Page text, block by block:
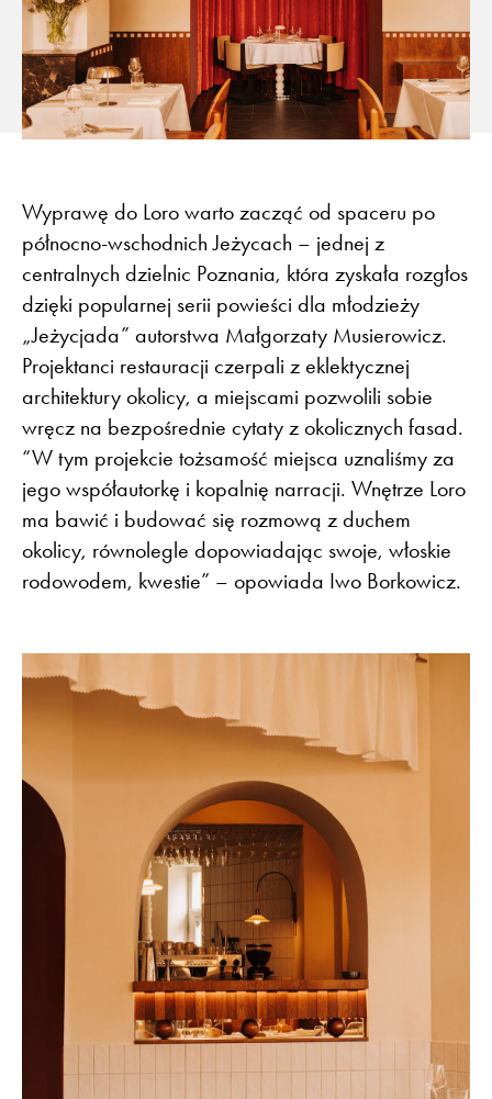
Wyprawę do Loro warto zacząć od spaceru po
północno-wschodnich Jeżycach – jednej z
centralnych dzielnic Poznania, która zyskała rozgłos
dzięki popularnej serii powieści dla młodzieży
„Jeżycjada” autorstwa Małgorzaty Musierowicz.
Projektanci restauracji czerpali z eklektycznej
architektury okolicy, a miejscami pozwolili sobie
wręcz na bezpośrednie cytaty z okolicznych fasad.
“W tym projekcie tożsamość miejsca uznaliśmy za
jego współautorkę i kopalnię narracji. Wnętrze Loro
ma bawić i budować się rozmową z duchem
okolicy, równolegle dopowiadając swoje, włoskie
rodowodem, kwestie” – opowiada Iwo Borkowicz.